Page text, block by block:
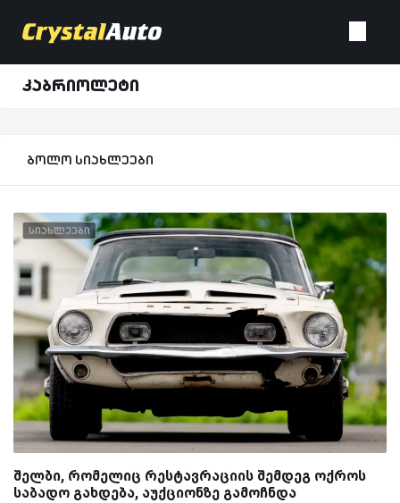
კაბრიოლეტი
ბოლო სიახლეები
სიახლეები
შელბი, რომელიც რესტავრაციის შემდეგ ოქროს
საბადო გახდება, აუქციონზე გამოჩნდა